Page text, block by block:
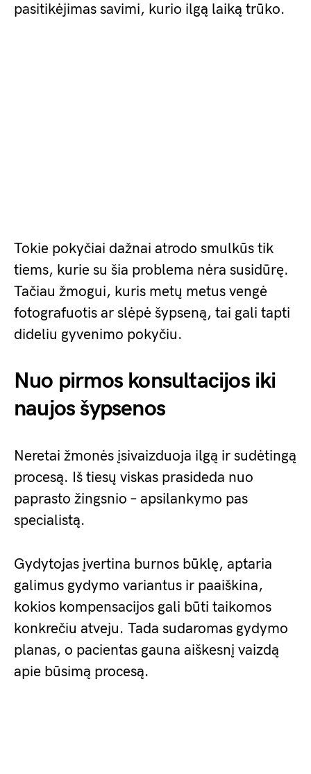
pasitikėjimas savimi, kurio ilgą laiką trūko.
Tokie pokyčiai dažnai atrodo smulkūs tik
tiems, kurie su šia problema nėra susidūrę.
Tačiau žmogui, kuris metų metus vengė
fotografuotis ar slėpė šypseną, tai gali tapti
dideliu gyvenimo pokyčiu.
Nuo pirmos konsultacijos iki
naujos šypsenos
Neretai žmonės įsivaizduoja ilgą ir sudėtingą
procesą. Iš tiesų viskas prasideda nuo
paprasto žingsnio – apsilankymo pas
specialistą.
Gydytojas įvertina burnos būklę, aptaria
galimus gydymo variantus ir paaiškina,
kokios kompensacijos gali būti taikomos
konkrečiu atveju. Tada sudaromas gydymo
planas, o pacientas gauna aiškesnį vaizdą
apie būsimą procesą.